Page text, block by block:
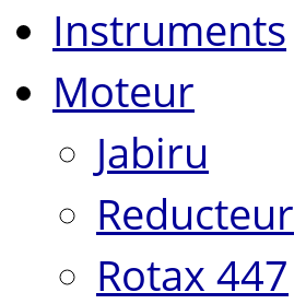
Instruments
Moteur
Jabiru
Reducteur
Rotax 447